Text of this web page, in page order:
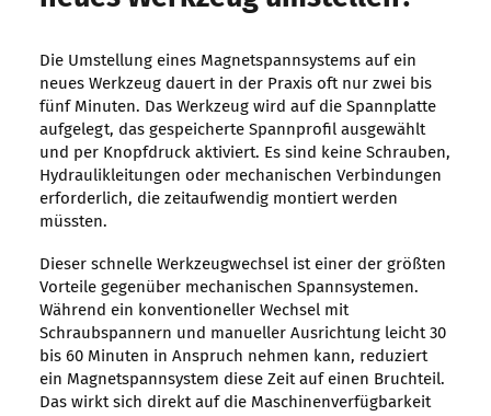
Die Umstellung eines Magnetspannsystems auf ein
neues Werkzeug dauert in der Praxis oft nur zwei bis
fünf Minuten. Das Werkzeug wird auf die Spannplatte
aufgelegt, das gespeicherte Spannprofil ausgewählt
und per Knopfdruck aktiviert. Es sind keine Schrauben,
Hydraulikleitungen oder mechanischen Verbindungen
erforderlich, die zeitaufwendig montiert werden
müssten.
Dieser schnelle Werkzeugwechsel ist einer der größten
Vorteile gegenüber mechanischen Spannsystemen.
Während ein konventioneller Wechsel mit
Schraubspannern und manueller Ausrichtung leicht 30
bis 60 Minuten in Anspruch nehmen kann, reduziert
ein Magnetspannsystem diese Zeit auf einen Bruchteil.
Das wirkt sich direkt auf die Maschinenverfügbarkeit